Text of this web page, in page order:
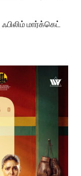
மார்க்கெட்